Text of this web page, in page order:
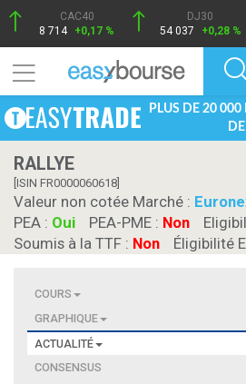
CAC40
8 714 +0,17 %
DJ30
54 037
+0,28 %
PLUS DE 20
RALLYE
[ISIN FR0000060618]
Valeur non cotée Marché :
PEA : Oui PEA-PME : Non
Soumis à la TTF : Non Éligibilité
COURS
GRAPHIQUE
ACTUALITÉ
CONSENSUS